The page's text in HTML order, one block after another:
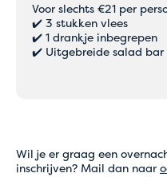
Voor slechts €21 per
✔️ 3 stukken vlees
✔️ 1 drankje inbegrepen
✔️ Uitgebreide salad bar
Wil je er graag een
inschrijven? Mail dan naar